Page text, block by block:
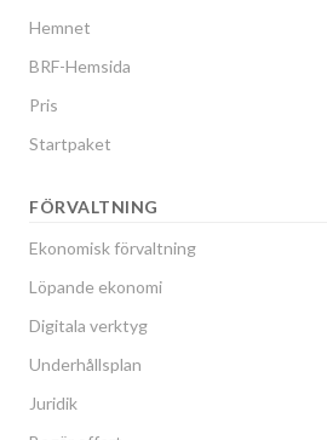
Hemnet
BRF-Hemsida
Pris
Startpaket
FÖRVALTNING
Ekonomisk förvaltning
Löpande ekonomi
Digitala verktyg
Underhållsplan
Juridik